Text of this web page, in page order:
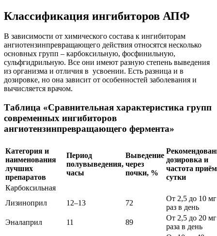
Классификация ингибиторов АПФ
В зависимости от химического состава к ингибиторам
ангиотензинпревращающего действия относятся несколько
основных групп – карбоксильную, фосфинильную,
сульфгидрильную. Все они имеют разную степень выведения
из организма и отличия в усвоении. Есть разница и в
дозировке, но она зависит от особенностей заболевания и
вычисляется врачом.
Таблица «Сравнительная характеристика групп
современных ингибиторов
ангиотензинпревращающего фермента»
Категория и
наименования
лучших
препаратов
Период
полувыведения,
часы
Выведение
через
почки, %
дозировка и
частота
сутки
Карбоксильная
Лизиноприл
12–13 72
От 2,5 до 10
раз в день
Эналаприл
11 89
От 2,5 до 20
раза в день